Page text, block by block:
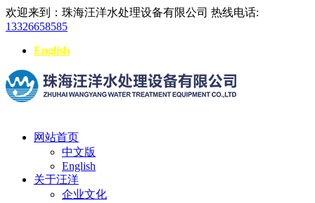
欢迎来到：珠海汪洋水处理设备有限公司 热线电话:
13326658585
English
网站首页
中文版
English
关于汪洋
企业文化